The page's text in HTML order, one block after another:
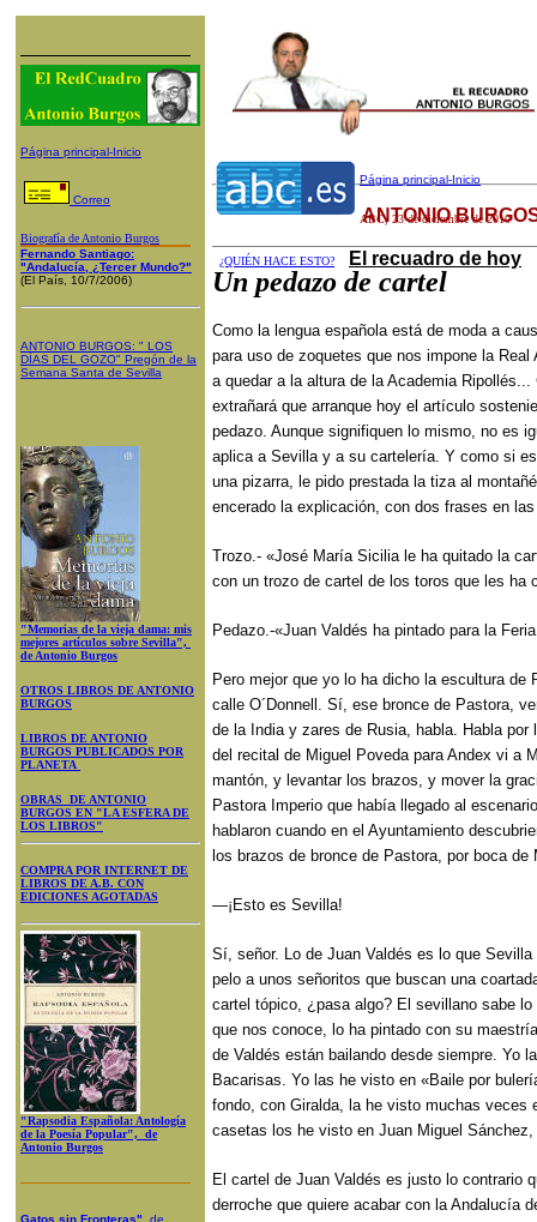
Página principal-Inicio
Correo
Biografía de Antonio Burgos
Fernando Santiago:
"Andalucía, ¿Tercer Mundo?"
(El País, 10/7/2006)
ANTONIO BURGOS: " LOS
DÍAS DEL GOZO" Pregón de la
Semana Santa de Sevilla
"Memorias de la vieja dama: mis
mejores artículos sobre Sevilla",
de Antonio Burgos
OTROS LIBROS DE ANTONIO
BURGOS
LIBROS DE ANTONIO
BURGOS PUBLICADOS POR
PLANETA
OBRAS DE ANTONIO
BURGOS EN "LA ESFERA DE
LOS LIBROS"
COMPRA POR INTERNET DE
LIBROS DE A.B. CON
EDICIONES AGOTADAS
"Rapsodia Española: Antología
de la Poesía Popular", de
Antonio Burgos
Gatos sin Fronteras" , de
Página principal-Inicio
ABC, 23de diciembre de 2010
¿QUIÉN HACE ESTO? El recuadro de hoy
ANTONIO
Un pedazo de cartel
Como la lengua española está de moda a
para uso de zoquetes que nos impone la
a quedar a la altura de la Academia
extrañará que arranque hoy el artículo
pedazo. Aunque signifiquen lo mismo, no es
aplica a Sevilla y a su cartelería. Y como si
una pizarra, le pido prestada la tiza al
encerado la explicación, con dos frases en
Trozo.- «José María Sicilia le ha quitado la
con un trozo de cartel de los toros que les ha
Pedazo.-«Juan Valdés ha pintado para la
Pero mejor que yo lo ha dicho la escultura
calle O´Donnell. Sí, ese bronce de Pastora,
de la India y zares de Rusia, habla. Habla
del recital de Miguel Poveda para Andex vi a
mantón, y levantar los brazos, y mover la
Pastora Imperio que había llegado al
hablaron cuando en el Ayuntamiento
los brazos de bronce de Pastora, por boca de
—¡Esto es Sevilla!
Sí, señor. Lo de Juan Valdés es lo que
pelo a unos señoritos que buscan una
cartel tópico, ¿pasa algo? El sevillano sabe
que nos conoce, lo ha pintado con su
de Valdés están bailando desde siempre. Yo
Bacarisas. Yo las he visto en «Baile por
fondo, con Giralda, la he visto muchas veces
casetas los he visto en Juan Miguel
El cartel de Juan Valdés es justo lo contrario
derroche que quiere acabar con la Andalucía